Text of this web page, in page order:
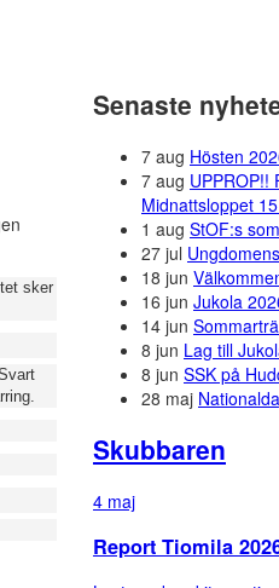
sker
Senaste
7 aug Hösten
7 aug UPPROP!!
Midnattsloppet
1 aug StOF:s
27 jul
18 jun
16 jun Jukola
14 jun
8 jun Lag till
8 jun SSK på
28 maj
Skubbaren
4 maj
Report Tiomila